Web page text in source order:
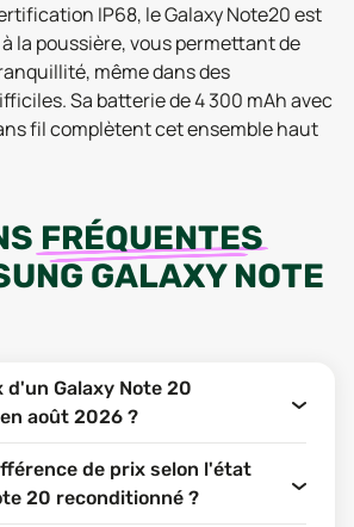
IP68, le Galaxy Note20 est
la poussière, vous permettant de
même dans des
Sa batterie de 4 300 mAh avec
fil complètent cet ensemble haut
FRÉQUENTES
GALAXY NOTE
d'un Galaxy Note 20
août 2026 ?
de prix selon l'état
20 reconditionné ?